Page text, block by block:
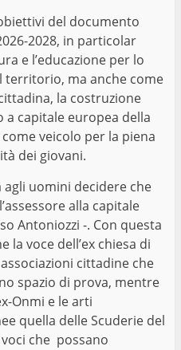
del documento
2028, in particolar
e l’educazione per lo
territorio, ma anche come
la costruzione
capitale europea della
veicolo per la piena
dei giovani.
agli uomini decidere che
alla capitale
Antoniozzi -. Con questa
la voce dell’ex chiesa di
cittadine che
spazio di prova, mentre
Onmi e le arti
quella delle Scuderie del
che possano